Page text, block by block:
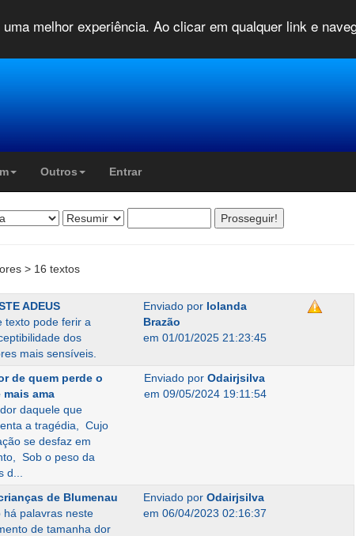
melhor experiência. Ao clicar em qualquer link e
Outros Entrar
> 16 textos
ADEUS
texto pode ferir a
dos
mais sensíveis.
Enviado por Iolanda
Brazão
em 01/01/2025 21:23:45
de quem perde o
mais ama
daquele que
a tragédia, Cujo
se desfaz em
Sob o peso da
d...
Enviado por Odairjsilva
em 09/05/2024 19:11:54
de Blumenau
há palavras neste
de tamanha dor
Enviado porOdairjsilva
em 06/04/2023 02:16:37